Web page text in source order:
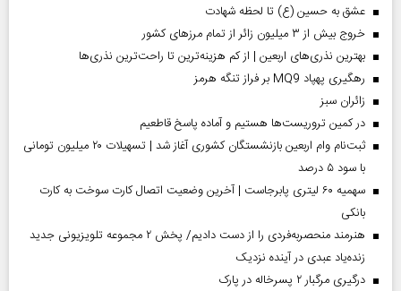
عشق به حسین (ع) تا لحظه شهادت
خروج بیش از ۳ میلیون زائر از تمام مرز‌های کشور
بهترین نذری‌های اربعین | از کم هزینه‌ترین تا راحت‌ترین نذری‌ها
رهگیری پهپاد MQ9 بر فراز تنگه هرمز
‌زائران سبز
در کمین تروریست‌ها هستیم و آماده پاسخ قاطعیم
ثبت‌نام وام اربعین بازنشستگان کشوری آغاز شد | تسهیلات ۲۰ میلیون تومانی
با سود ۵ درصد
سهمیه ۶۰ لیتری پابرجاست | آخرین وضعیت اتصال کارت سوخت به کارت
بانکی
هنرمند منحصر‌به‌فردی را از دست دادیم/ پخش ۲ مجموعه تلویزیونی جدید
زنده‌یاد عبدی در آینده نزدیک
درگیری مرگبار ۲ پسرخاله در پارک